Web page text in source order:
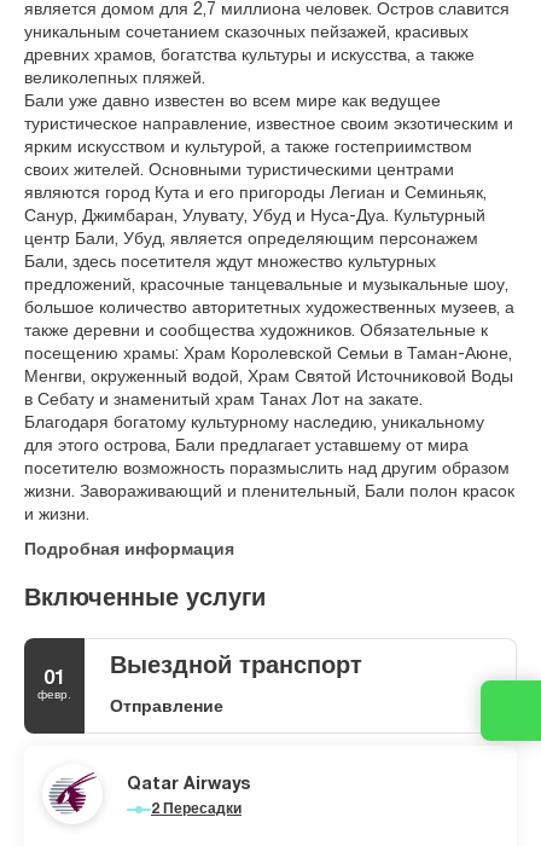
является домом для 2,7 миллиона человек. Остров славится
уникальным сочетанием сказочных пейзажей, красивых
древних храмов, богатства культуры и искусства, а также
великолепных пляжей.
Бали уже давно известен во всем мире как ведущее
туристическое направление, известное своим экзотическим и
ярким искусством и культурой, а также гостеприимством
своих жителей. Основными туристическими центрами
являются город Кута и его пригороды Легиан и Семиньяк,
Санур, Джимбаран, Улувату, Убуд и Нуса-Дуа. Культурный
центр Бали, Убуд, является определяющим персонажем
Бали, здесь посетителя ждут множество культурных
предложений, красочные танцевальные и музыкальные шоу,
большое количество авторитетных художественных музеев, а
также деревни и сообщества художников. Обязательные к
посещению храмы: Храм Королевской Семьи в Таман-Аюне,
Менгви, окруженный водой, Храм Святой Источниковой Воды
в Себату и знаменитый храм Танах Лот на закате.
Благодаря богатому культурному наследию, уникальному
для этого острова, Бали предлагает уставшему от мира
посетителю возможность поразмыслить над другим образом
жизни. Завораживающий и пленительный, Бали полон красок
и жизни.
Подробная информация
Включенные услуги
01
февр.
Выездной транспорт
Отправление
Qatar Airways
2 Пересадки